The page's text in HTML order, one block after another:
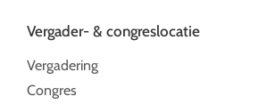
Vergader- & congreslocatie
Vergadering
Congres